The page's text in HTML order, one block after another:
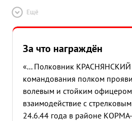
Ещё
За что награждён
«... Полковник КРАСНЯНСКИЙ
командования полком
волевым и стойким
взаимодействие с
24.6.44 года в районе